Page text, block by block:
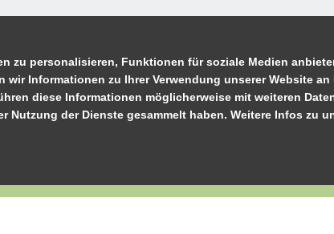
zu personalisieren, Funktionen für soziale Medien
wir Informationen zu Ihrer Verwendung unserer Website
diese Informationen möglicherweise mit weiteren
Nutzung der Dienste gesammelt haben. Weitere Infos zu